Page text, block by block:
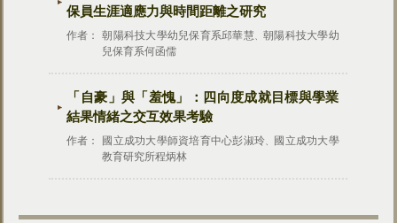
保員生涯適應力與時間距離之研究
作者： 朝陽科技大學幼兒保育系邱華慧 、朝陽科技大學幼
兒保育系何函儒
「自豪」與「羞愧」：四向度成就目標與學業
結果情緒之交互效果考驗
作者： 國立成功大學師資培育中心彭淑玲
國立成功大學
教育研究所程炳林